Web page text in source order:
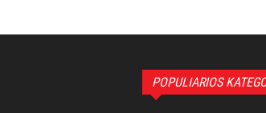
POPULIARIOS